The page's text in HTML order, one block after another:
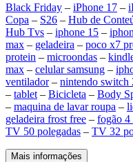
Black Friday – iPhone 17 –
Copa – S26 – Hub de
Hub Tvs – iphone 15 –
max – geladeira – poco x7
protein – microondas –
max – celular samsung –
ventilador– nintendo switch
– tablet – Bicicleta – Body
– maquina de lavar roupa –
geladeira frost free – fogão 4
TV 50 polegadas – TV 32
Mais informações